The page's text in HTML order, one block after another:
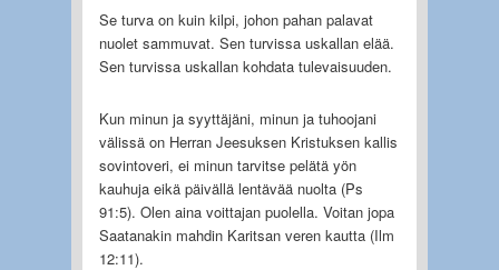
Se turva on kuin kilpi, johon pahan palavat
nuolet sammuvat. Sen turvissa uskallan elää.
Sen turvissa uskallan kohdata tulevaisuuden.
Kun minun ja syyttäjäni, minun ja tuhoojani
välissä on Herran Jeesuksen Kristuksen kallis
sovintoveri, ei minun tarvitse pelätä yön
kauhuja eikä päivällä lentävää nuolta (Ps
91:5). Olen aina voittajan puolella. Voitan jopa
Saatanakin mahdin Karitsan veren kautta (Ilm
12:11).